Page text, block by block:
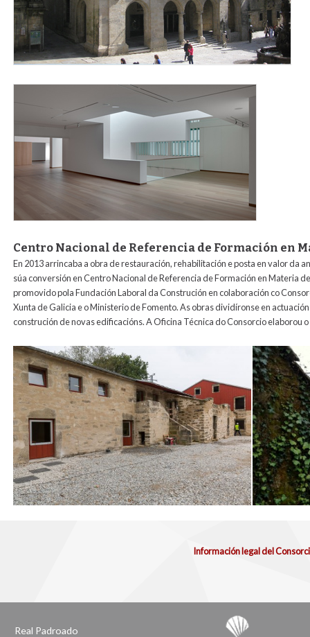
interior_museo_para_web2.jpg
Centro Nacional de Referencia de Formación en
En 2013 arrincaba a obra de restauración, rehabilitación e posta en valor da
súa conversión en Centro Nacional de Referencia de Formación en Materia
promovido pola Fundación Laboral da Construción en colaboración co
Xunta de Galicia e o Ministerio de Fomento. As obras dividíronse en
construción de novas edificacións. A Oficina Técnica do Consorcio elaborou
Información legal del
Real Padroado